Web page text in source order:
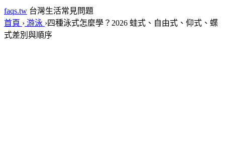
faqs.tw 台灣生活常見問題
首頁 › 游泳 ›四種泳式怎麼學？2026 蛙式、自由式、仰式、蝶
式差別與順序